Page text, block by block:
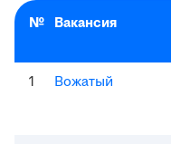
№ Вакансия
1 Вожатый